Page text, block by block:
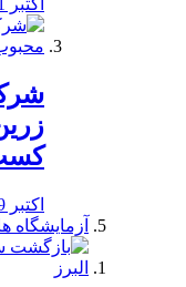
اکتبر 21, 2019
اکتبر 19, 2019
آزمایشگاه